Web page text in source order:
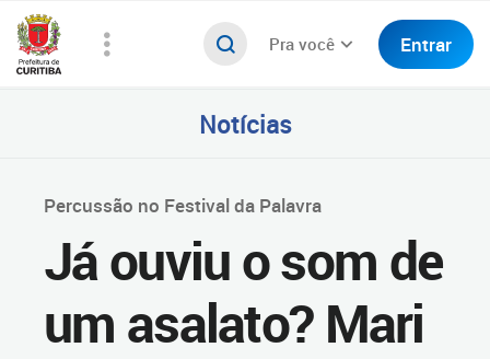
Pra você Entrar
Notícias
Percussão no Festival da Palavra
Já ouviu o som de
um asalato? Mari